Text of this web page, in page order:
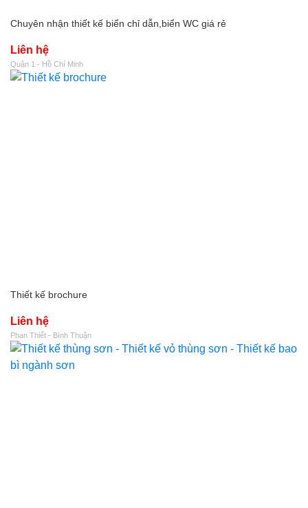
Chuyên nhận thiết kế biển chỉ dẫn,biển WC giá rẻ
Liên hệ
Quận 1 - Hồ Chí Minh
Thiết kế brochure
Liên hệ
Phan Thiết - Bình Thuận